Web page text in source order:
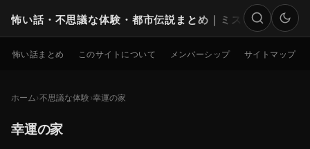
怖い話・不思議な体験・都市伝説まとめ｜ミステリー
検索
怖い話まとめ このサイトについて メンバーシップ サイトマップ
ホーム 不思議な体験 幸運の家
幸運の家